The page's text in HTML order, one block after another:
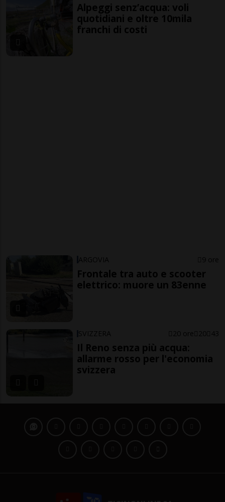
Alpeggi senz’acqua: voli
quotidiani e oltre 10mila
franchi di costi
ARGOVIA 9 ore
Frontale tra auto e scooter
elettrico: muore un 83enne
SVIZZERA 20 ore 20 43
Il Reno senza più acqua:
allarme rosso per l'economia
svizzera